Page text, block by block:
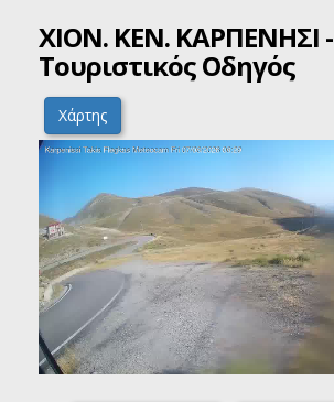
ΧΙΟΝ. ΚΕΝ. ΚΑΡΠΕΝΗΣΙ -
Τουριστικός Οδηγός
Χάρτης